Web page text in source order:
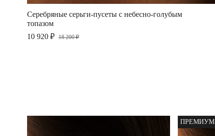
Серебряные серьги-пусеты с небесно-голубым
топазом
10 920 ₽ 18 200 ₽
ПРЕМИУМ